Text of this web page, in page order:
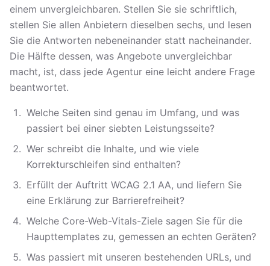
einem unvergleichbaren. Stellen Sie sie schriftlich,
stellen Sie allen Anbietern dieselben sechs, und lesen
Sie die Antworten nebeneinander statt nacheinander.
Die Hälfte dessen, was Angebote unvergleichbar
macht, ist, dass jede Agentur eine leicht andere Frage
beantwortet.
Welche Seiten sind genau im Umfang, und was
passiert bei einer siebten Leistungsseite?
Wer schreibt die Inhalte, und wie viele
Korrekturschleifen sind enthalten?
Erfüllt der Auftritt WCAG 2.1 AA, und liefern Sie
eine Erklärung zur Barrierefreiheit?
Welche Core-Web-Vitals-Ziele sagen Sie für die
Haupttemplates zu, gemessen an echten Geräten?
Was passiert mit unseren bestehenden URLs, und